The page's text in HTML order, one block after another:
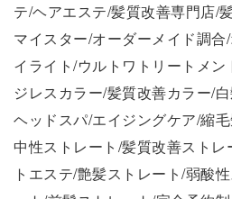
テ/ヘアエステ/髪質改善専門店/
マイスター/オーダーメイド調
イライト/ウルトワトリートメ
ジレスカラー/髪質改善カラー/
ヘッドスパ/エイジングケア/縮
中性ストレート/髪質改善スト
トエステ/艶髪ストレート/弱酸